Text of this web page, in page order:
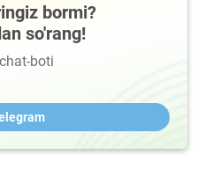
bormi?
so'rang!
boti